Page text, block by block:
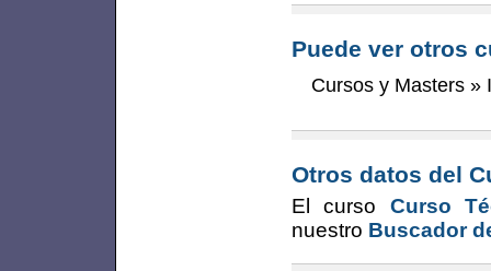
Puede ver otros
Cursos y Masters »
Otros datos del
El curso Curso
nuestro Buscador